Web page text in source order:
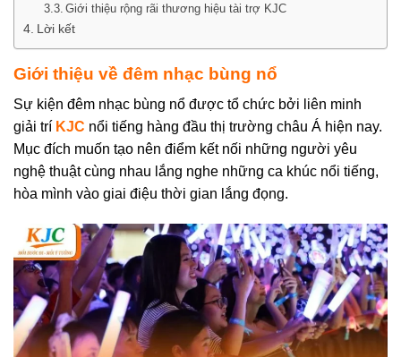
Giới thiệu rộng rãi thương hiệu tài trợ KJC
Lời kết
Giới thiệu về đêm nhạc bùng nổ
Sự kiện đêm nhạc bùng nổ được tổ chức bởi liên minh
giải trí KJC nổi tiếng hàng đầu thị trường châu Á hiện nay.
Mục đích muốn tạo nên điểm kết nối những người yêu
nghệ thuật cùng nhau lắng nghe những ca khúc nổi tiếng,
hòa mình vào giai điệu thời gian lắng đọng.